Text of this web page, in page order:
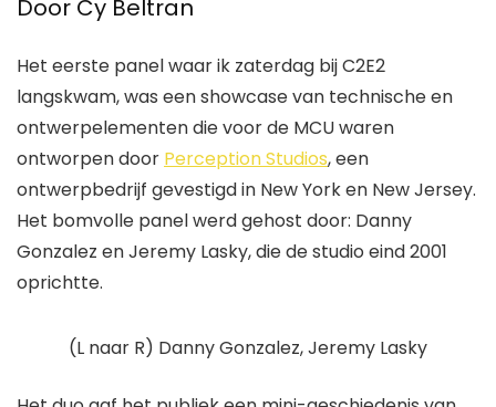
Door Cy Beltran
Het eerste panel waar ik zaterdag bij C2E2
langskwam, was een showcase van technische en
ontwerpelementen die voor de MCU waren
ontworpen door Perception Studios, een
ontwerpbedrijf gevestigd in New York en New Jersey.
Het bomvolle panel werd gehost door: Danny
Gonzalez enJeremy Lasky, die de studio eind 2001
oprichtte.
(L naar R) Danny Gonzalez, Jeremy Lasky